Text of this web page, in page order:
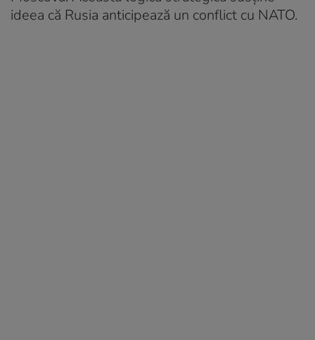
ideea că Rusia anticipează un conflict cu NATO.